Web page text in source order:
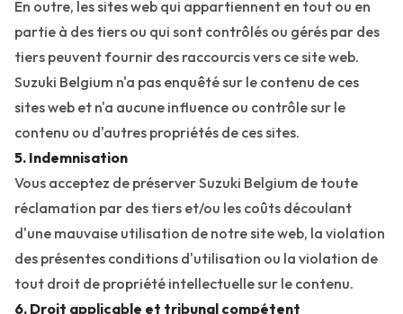
En outre, les sites web qui appartiennent en tout ou en
partie à des tiers ou qui sont contrôlés ou gérés par des
tiers peuvent fournir des raccourcis vers ce site web.
Suzuki Belgium n'a pas enquêté sur le contenu de ces
sites web et n'a aucune influence ou contrôle sur le
contenu ou d'autres propriétés de ces sites.
5. Indemnisation
Vous acceptez de préserver Suzuki Belgium de toute
réclamation par des tiers et/ou les coûts découlant
d'une mauvaise utilisation de notre site web, la violation
des présentes conditions d'utilisation ou la violation de
tout droit de propriété intellectuelle sur le contenu.
6. Droit applicable et tribunal compétent